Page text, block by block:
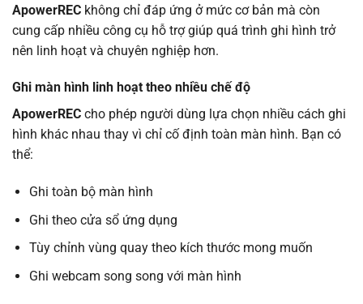
ApowerREC không chỉ đáp ứng ở mức cơ bản mà còn
cung cấp nhiều công cụ hỗ trợ giúp quá trình ghi hình trở
nên linh hoạt và chuyên nghiệp hơn.
Ghi màn hình linh hoạt theo nhiều chế độ
ApowerREC cho phép người dùng lựa chọn nhiều cách ghi
hình khác nhau thay vì chỉ cố định toàn màn hình. Bạn có
thể:
Ghi toàn bộ màn hình
Ghi theo cửa sổ ứng dụng
Tùy chỉnh vùng quay theo kích thước mong muốn
Ghi webcam song song với màn hình